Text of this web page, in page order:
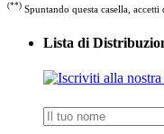
(**) Spuntando questa casella,
Lista di